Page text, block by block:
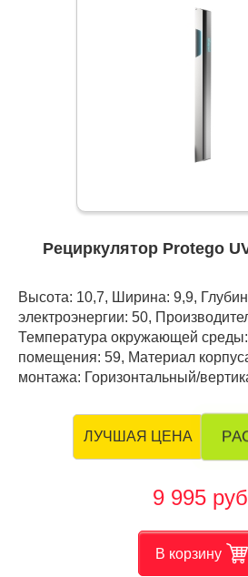
Рециркулятор Protego
Высота: 10,7, Ширина: 9,9,
электроэнергии: 50,
Температура окружающей
помещения: 59, Материал
монтажа: Горизонтальный/
ЛУЧШАЯ ЦЕНА
9 995
В корзину